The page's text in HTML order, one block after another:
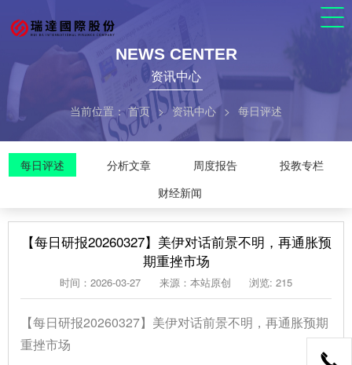
NEWS CENTER
资讯中心
当前位置：首页 > 资讯中心 > 每日评述
每日评述 分析文章 周度报告
投教专栏
财经新闻
【每日研报20260327】美伊对话前景不明，再通胀预
期重挫市场
时间：2026-03-27 来源：本站原创 浏览: 215
【每日研报20260327】美伊对话前景不明，再通胀预期
重挫市场